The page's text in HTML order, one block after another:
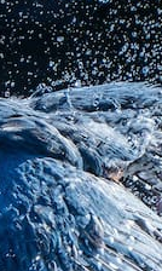
Opinión
Señal 2